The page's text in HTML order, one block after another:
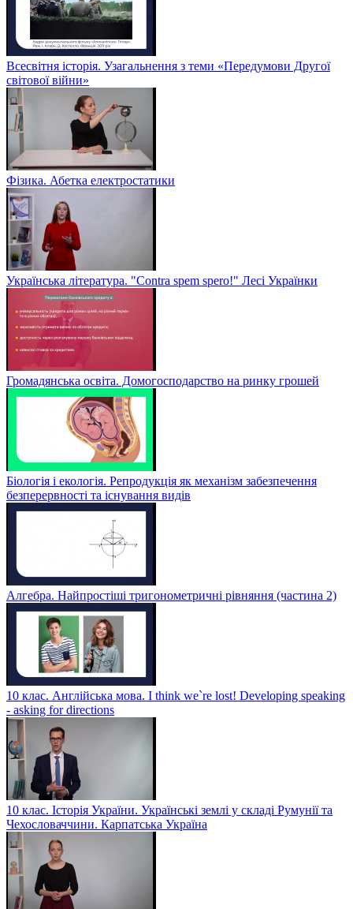
Всесвітня історія. Узагальнення з теми «Передумови Другої
світової війни»
Фізика. Абетка електростатики
Українська література. "Contra spem spero!" Лесі Українки
Громадянська освіта. Домогосподарство на ринку грошей
Біологія і екологія. Репродукція як механізм забезпечення
безперервності та існування видів
Алгебра. Найпростіші тригонометричні рівняння (частина 2)
10 клас. Англійська мова. I think we`re lost! Developing speaking
- asking for directions
10 клас. Історія України. Українські землі у складі Румунії та
Чехословаччини. Карпатська Україна